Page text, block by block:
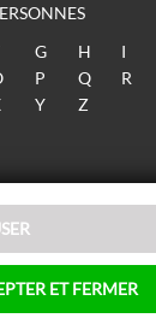
G H
I
P Q
R
Y Z
ET FERMER